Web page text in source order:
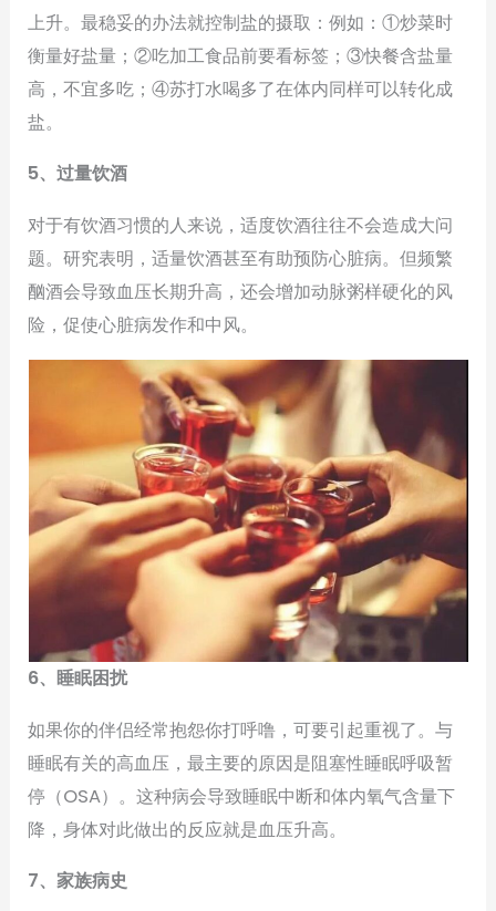
上升。最稳妥的办法就控制盐的摄取：例如：①炒菜时
衡量好盐量；②吃加工食品前要看标签；③快餐含盐量
高，不宜多吃；④苏打水喝多了在体内同样可以转化成
盐。
5、过量饮酒
对于有饮酒习惯的人来说，适度饮酒往往不会造成大问
题。研究表明，适量饮酒甚至有助预防心脏病。但频繁
酗酒会导致血压长期升高，还会增加动脉粥样硬化的风
险，促使心脏病发作和中风。
6、睡眠困扰
如果你的伴侣经常抱怨你打呼噜，可要引起重视了。与
睡眠有关的高血压，最主要的原因是阻塞性睡眠呼吸暂
停（OSA）。这种病会导致睡眠中断和体内氧气含量下
降，身体对此做出的反应就是血压升高。
7、家族病史